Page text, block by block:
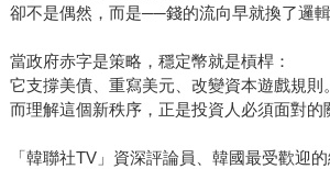
卻不是偶然，而是──錢的流向早就換了邏輯
當政府赤字是策略，穩定幣就是槓桿：
它支撐美債、重寫美元、改變資本遊戲規則。
而理解這個新秩序，正是投資人必須面對的
「韓聯社TV」資深評論員、韓國最受歡迎